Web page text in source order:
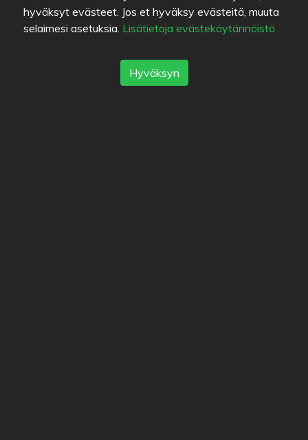
hyväksyt evästeet. Jos et hyväksy evästeitä, muuta
selaimesi asetuksia. Lisätietoja evästekäytännöistä
Hyväksyn
02180 Espoo- Reitti